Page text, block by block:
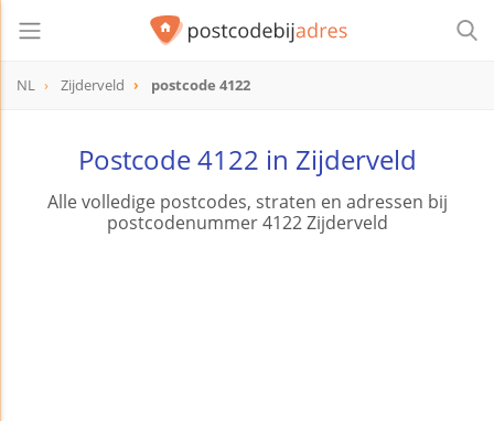
NL Zijderveld postcode 4122
Postcode 4122 in Zijderveld
Alle volledige postcodes, straten en adressen bij
postcodenummer 4122 Zijderveld